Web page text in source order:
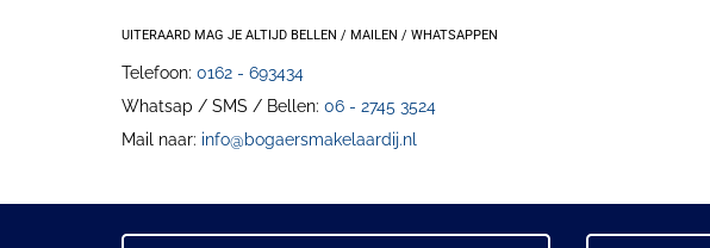
UITERAARD MAG JE ALTIJD BELLEN / MAILEN / WHATSAPPEN
Telefoon: 0162 - 693434
Whatsap / SMS / Bellen: 06 - 2745 3524
Mail naar: info@bogaersmakelaardij.nl